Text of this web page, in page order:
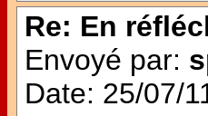
Re: En
Envoyé par:
Date: 25/07/